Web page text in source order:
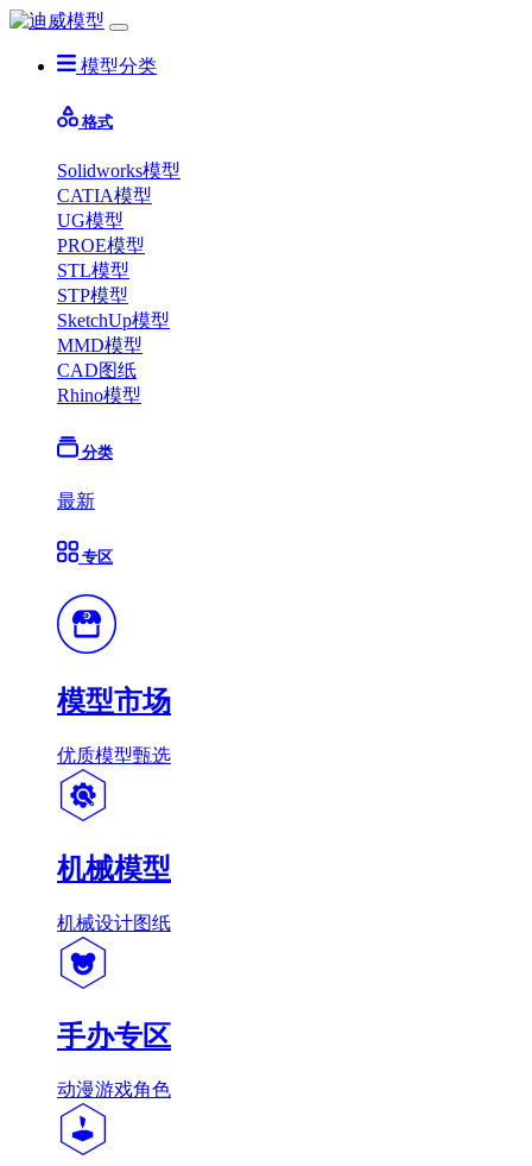
模型分类
格式
Solidworks模型
CATIA模型
UG模型
PROE模型
STL模型
STP模型
SketchUp模型
MMD模型
CAD图纸
Rhino模型
分类
最新
专区
模型市场
优质模型甄选
机械模型
机械设计图纸
手办专区
动漫游戏角色